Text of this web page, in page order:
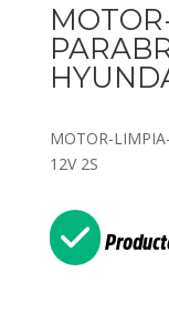
MOTOR-
12V 2S